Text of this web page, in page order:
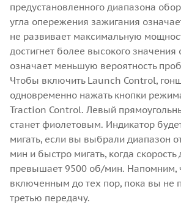
предустановленного диапазона
угла опережения зажигания
не развивает максимальную
достигнет более высокого значения
означает меньшую вероятность
Чтобы включить Launch Control,
одновременно нажать кнопки
Traction Control. Левый
станет фиолетовым. Индикатор
мигать, если вы выбрали диапазон
мин и быстро мигать, когда скорость
превышает 9500 об/мин. Напомним,
включенным до тех пор, пока вы не
третью передачу.